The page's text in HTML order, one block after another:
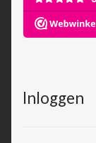
Inloggen